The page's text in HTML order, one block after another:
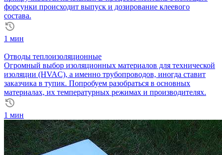
форсунки происходит выпуск и дозирование клеевого
состава.
1 мин
Отводы теплоизоляционные
Огромный выбор изоляционных материалов для технической
изоляции (HVAC), а именно трубопроводов, иногда ставит
заказчика в тупик. Попробуем разобраться в основных
материалах, их температурных режимах и производителях.
1 мин